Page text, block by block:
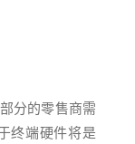
分的零售商需
终端硬件将是